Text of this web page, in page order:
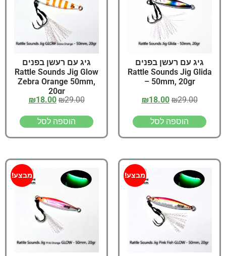
גיג עם רעשן בפנים
Rattle Sounds Jig Glida
– 50mm, 20gr
₪29.00
₪18.00
הוספה לסל
גיג עם רעשן בפנים
Rattle Sounds Jig Glow
Zebra Orange 50mm,
20gr
₪29.00
₪18.00
הוספה לסל
מבצע! מבצע!